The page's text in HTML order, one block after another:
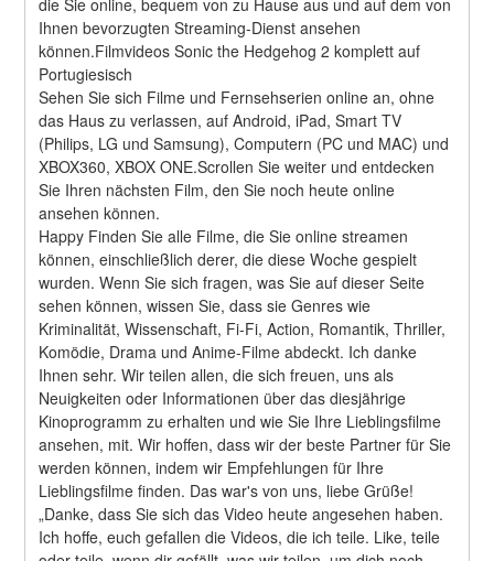
Ihnen bevorzugten Streaming-Dienst ansehen
können.Filmvideos Sonic the Hedgehog 2 komplett auf
Portugiesisch
Sehen Sie sich Filme und Fernsehserien online an, ohne
das Haus zu verlassen, auf Android, iPad, Smart TV
(Philips, LG und Samsung), Computern (PC und MAC) und
XBOX360, XBOX ONE.Scrollen Sie weiter und entdecken
Sie Ihren nächsten Film, den Sie noch heute online
ansehen können.
Happy Finden Sie alle Filme, die Sie online streamen
können, einschließlich derer, die diese Woche gespielt
wurden. Wenn Sie sich fragen, was Sie auf dieser Seite
sehen können, wissen Sie, dass sie Genres wie
Kriminalität, Wissenschaft, Fi-Fi, Action, Romantik, Thriller,
Komödie, Drama und Anime-Filme abdeckt. Ich danke
Ihnen sehr. Wir teilen allen, die sich freuen, uns als
Neuigkeiten oder Informationen über das diesjährige
Kinoprogramm zu erhalten und wie Sie Ihre Lieblingsfilme
ansehen, mit. Wir hoffen, dass wir der beste Partner für Sie
werden können, indem wir Empfehlungen für Ihre
Lieblingsfilme finden. Das war's von uns, liebe Grüße!
„Danke, dass Sie sich das Video heute angesehen haben.
Ich hoffe, euch gefallen die Videos, die ich teile. Like, teile